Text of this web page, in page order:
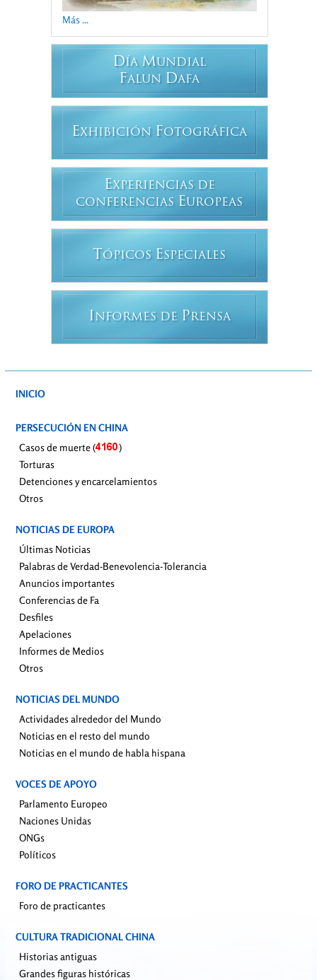
Más ...
DÍA MUNDIAL
FALUN DAFA
EXHIBICIÓN FOTOGRÁFICA
EXPERIENCIAS DE
CONFERENCIAS EUROPEAS
T ÓPICOS ESPECIALES
INFORMES DE PRENSA
INICIO
PERSECUCIÓN EN CHINA
Casos de muerte (
)
Torturas
Detenciones y encarcelamientos
Otros
NOTICIAS DE EUROPA
Últimas Noticias
Palabras de Verdad-Benevolencia-Tolerancia
Anuncios importantes
Conferencias de Fa
Desfiles
Apelaciones
Informes de Medios
Otros
NOTICIAS DEL MUNDO
Actividades alrededor del Mundo
Noticias en el resto del mundo
Noticias en el mundo de habla hispana
VOCES DE APOYO
Parlamento Europeo
Naciones Unidas
ONGs
Políticos
FORO DE PRACTICANTES
Foro de practicantes
CULTURA TRADICIONAL CHINA
Historias antiguas
Grandes figuras históricas